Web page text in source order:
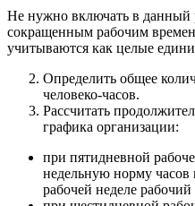
Не нужно включать в данный
сокращенным рабочим
учитываются как целые
Определить общее
человеко‑часов.
Рассчитать
графика организации:
при пятидневной
недельную норму часов
рабочей неделе